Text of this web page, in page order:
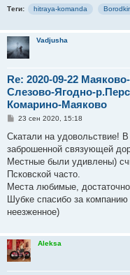
Теги: hitraya-komanda
Vadjusha
Re: 2020-09-22
Слезово-Ягодно-
Комарино-Маяково
С
о
щ
е
и
е
23 сен 2020, 15:18
Скатали на удовольствие!
заброшенной связующей
Местные были удивлены)
Псковской часто.
Места любимые,
Шубке спасибо за
неезженное)
Aleksa